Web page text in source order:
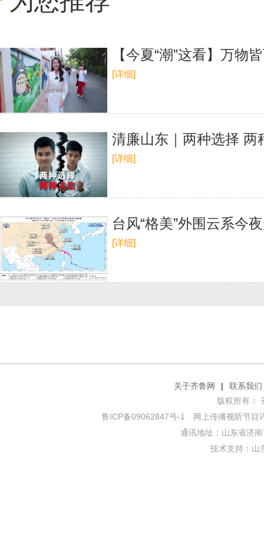
【今夏“潮”这看】万物
[详细]
清廉山东｜两种选择 两
[详细]
台风“格美”外围云系今
[详细]
关于齐鲁网 |
联系我们
版权所有：
鲁ICP备09062847号-1 网上传播视听节目
通讯地址：山东省济
技术支持： 山